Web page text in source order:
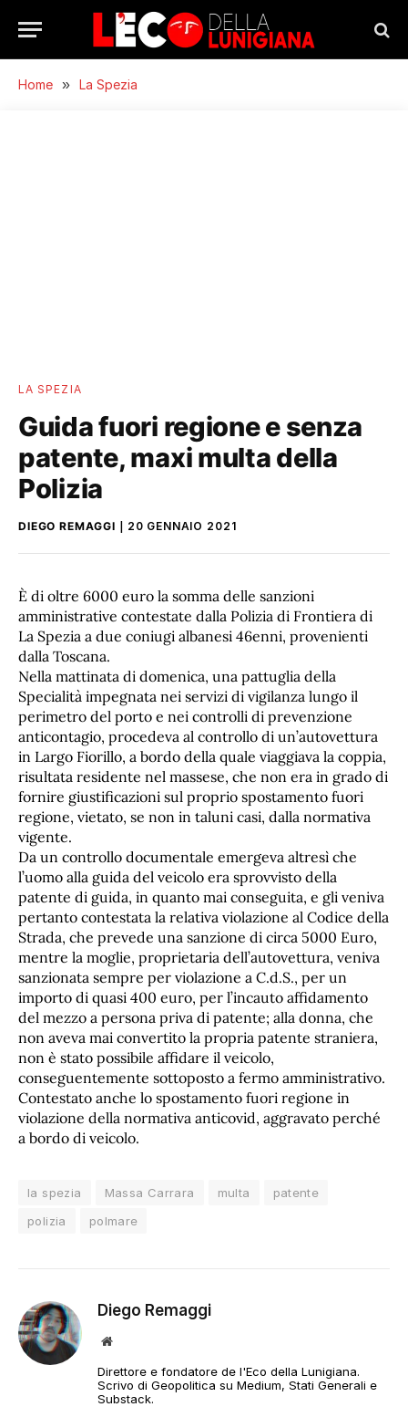
Home » La Spezia
LA SPEZIA
Guida fuori regione e senza
patente, maxi multa della
Polizia
DIEGO REMAGGI 20 GENNAIO 2021
È di oltre 6000 euro la somma delle sanzioni
amministrative contestate dalla Polizia di Frontiera di
La Spezia a due coniugi albanesi 46enni, provenienti
dalla Toscana.
Nella mattinata di domenica, una pattuglia della
Specialità impegnata nei servizi di vigilanza lungo il
perimetro del porto e nei controlli di prevenzione
anticontagio, procedeva al controllo di un’autovettura
in Largo Fiorillo, a bordo della quale viaggiava la coppia,
risultata residente nel massese, che non era in grado di
fornire giustificazioni sul proprio spostamento fuori
regione, vietato, se non in taluni casi, dalla normativa
vigente.
Da un controllo documentale emergeva altresì che
l’uomo alla guida del veicolo era sprovvisto della
patente di guida, in quanto mai conseguita, e gli veniva
pertanto contestata la relativa violazione al Codice della
Strada, che prevede una sanzione di circa 5000 Euro,
mentre la moglie, proprietaria dell’autovettura, veniva
sanzionata sempre per violazione a C.d.S., per un
importo di quasi 400 euro, per l’incauto affidamento
del mezzo a persona priva di patente; alla donna, che
non aveva mai convertito la propria patente straniera,
non è stato possibile affidare il veicolo,
conseguentemente sottoposto a fermo amministrativo.
Contestato anche lo spostamento fuori regione in
violazione della normativa anticovid, aggravato perché
a bordo di veicolo.
la spezia Massa Carrara multa
patente
polizia
polmare
Diego Remaggi
Sito
Direttore e fondatore de l'Eco della Lunigiana.
Scrivo di Geopolitica su Medium, Stati Generali e
Substack.